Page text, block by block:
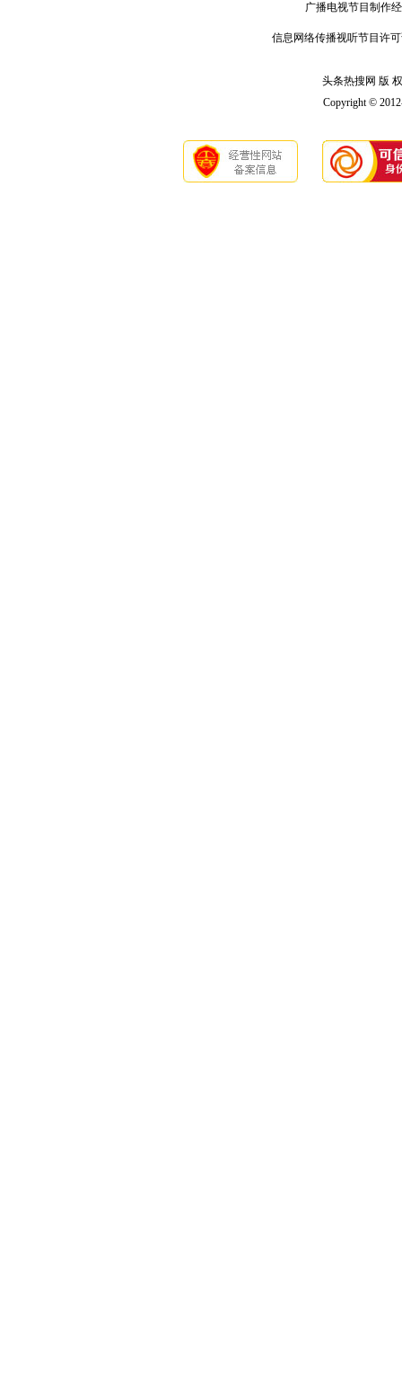
广播电视节目制作
信息网络传播视听节目许
头条热搜网 版
Copyright ©